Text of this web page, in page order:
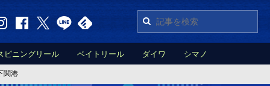
ピニングリール ベイトリール ダイワ シマノ
関港